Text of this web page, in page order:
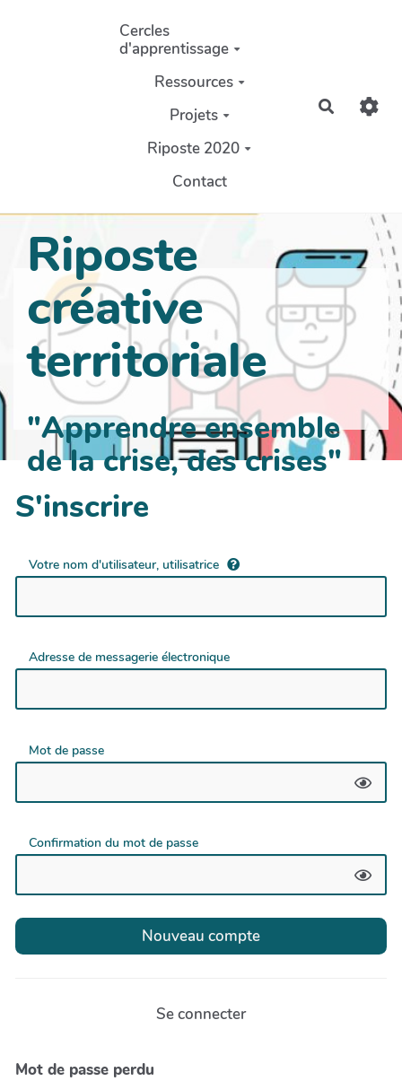
Aller au contenu principal
Cercles
d'apprentissage
Ressources
Projets
Riposte 2020
Contact
Riposte
créative
territoriale
"Apprendre ensemble
de la crise, des crises"
S'inscrire
Votre nom d'utilisateur, utilisatrice
Adresse de messagerie électronique
Mot de passe
Confirmation du mot de passe
Se connecter
Mot de passe perdu